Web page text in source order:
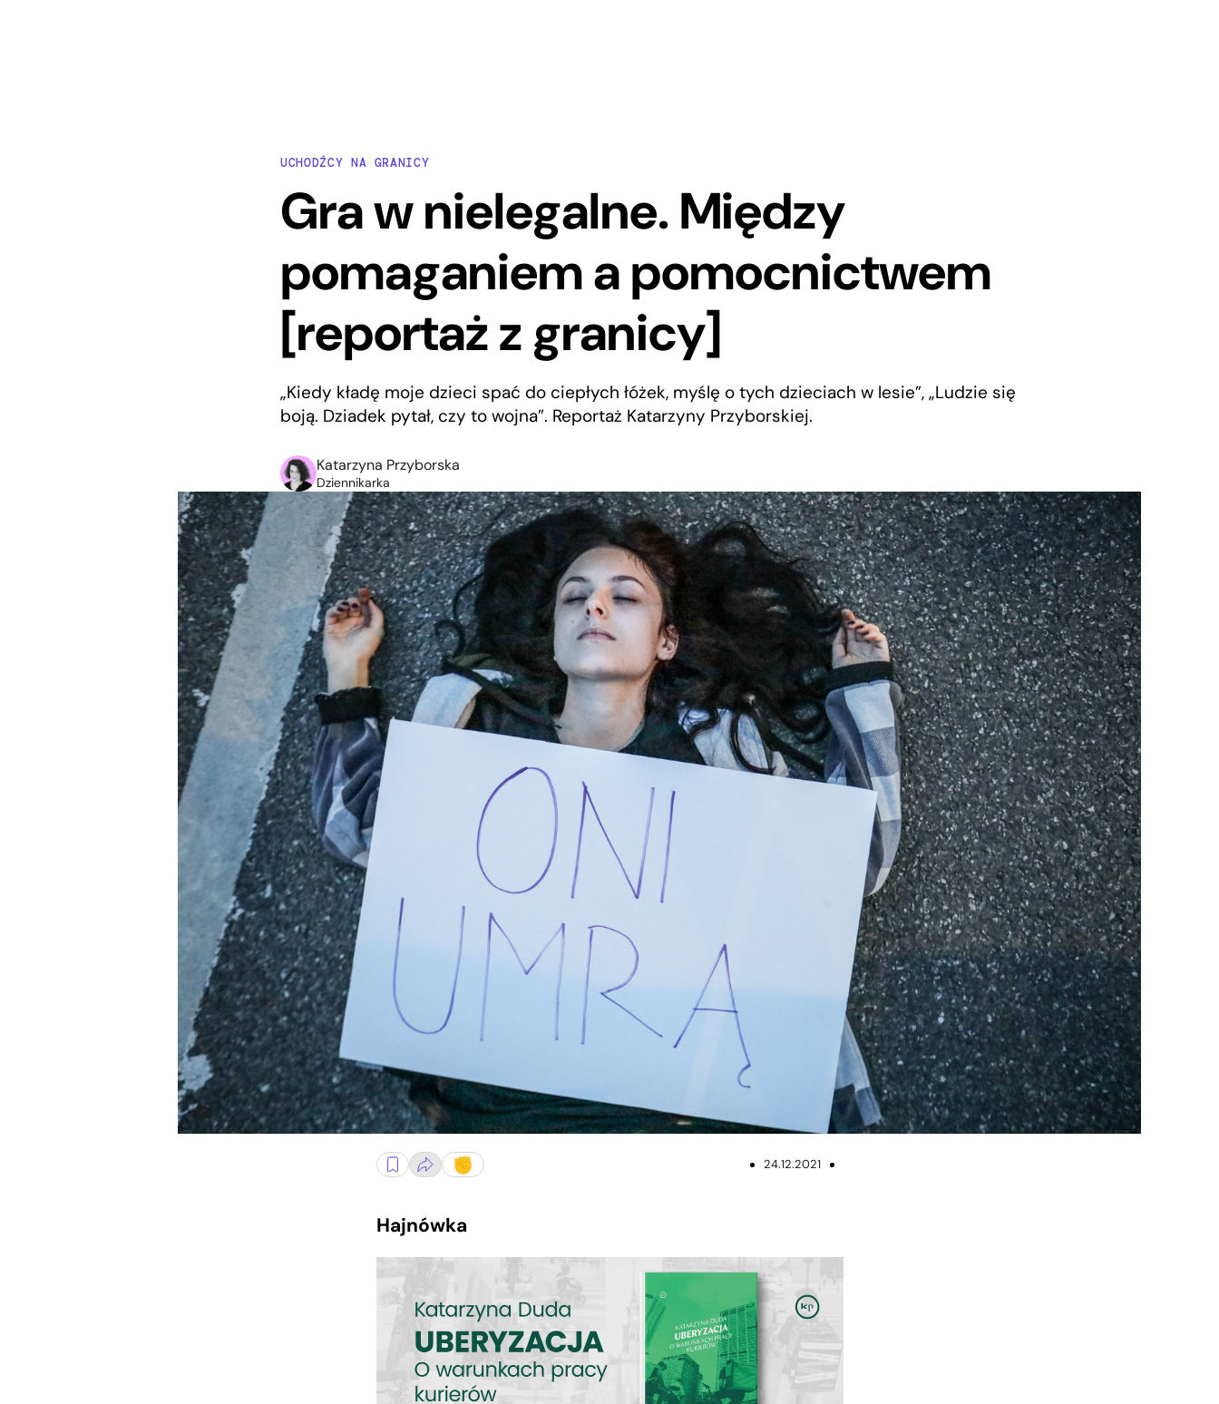
UCHODŹCY NA GRANICY
Gra w nielegalne. Między
pomaganiem a pomocnictwem
[reportaż z granicy]
„Kiedy kładę moje dzieci spać do ciepłych łóżek, myślę o tych dzieciach w lesie”, „Ludzie się
boją. Dziadek pytał, czy to wojna”. Reportaż Katarzyny Przyborskiej.
Katarzyna Przyborska
Dziennikarka
Demonstracja przeciwko wprowadzaniu stanu wyjątkowego pod budynkiem Sejmu w Warszawie Fot. Monika Bryk
24.12.2021
Hajnówka